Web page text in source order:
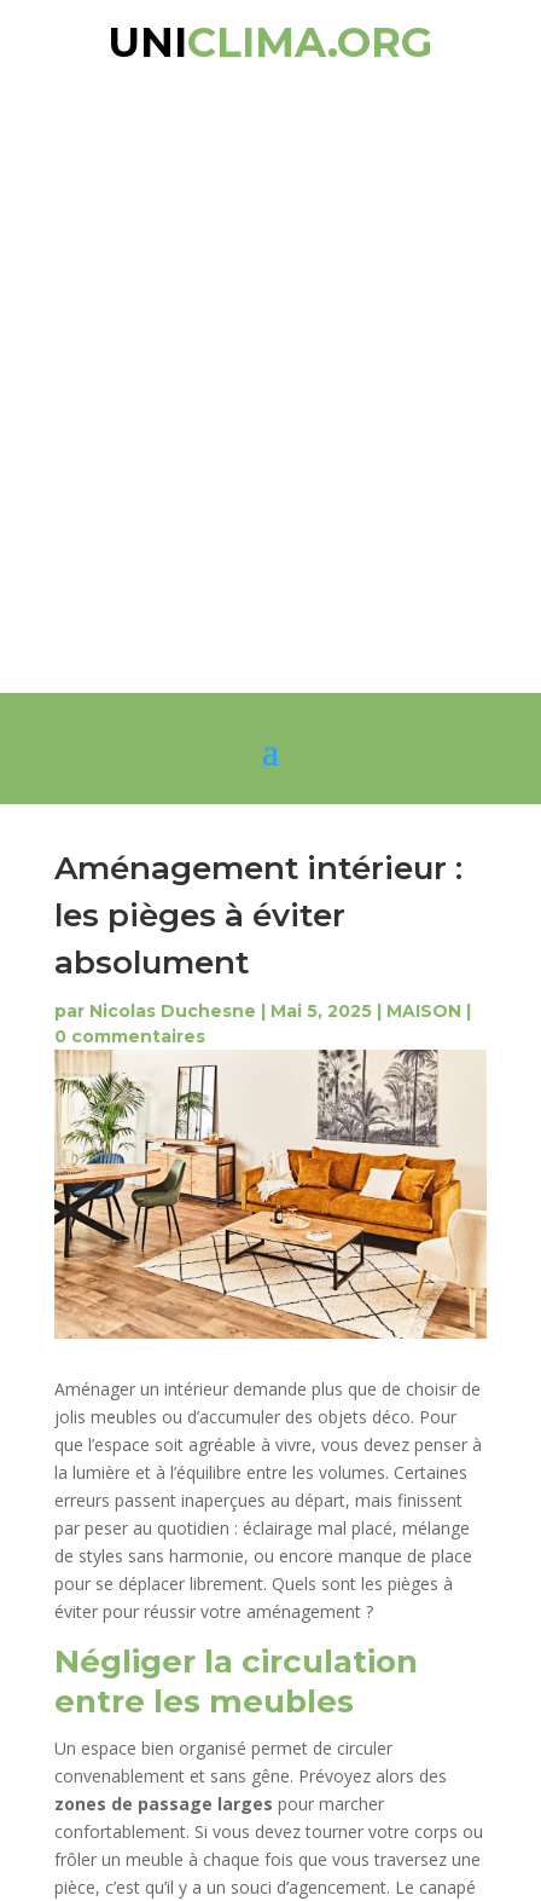
UNICLIMA.ORG
Aménagement intérieur :
les pièges à éviter
absolument
par Nicolas Duchesne | Mai 5, 2025| MAISON |
0 commentaires
Aménager un intérieur demande plus que de choisir de
jolis meubles ou d’accumuler des objets déco. Pour
que l’espace soit agréable à vivre, vous devez penser à
la lumière et à l’équilibre entre les volumes. Certaines
erreurs passent inaperçues au départ, mais finissent
par peser au quotidien : éclairage mal placé, mélange
de styles sans harmonie, ou encore manque de place
pour se déplacer librement. Quels sont les pièges à
éviter pour réussir votre aménagement ?
Négliger la circulation
entre les meubles
Un espace bien organisé permet de circuler
convenablement et sans gêne. Prévoyez alors des
zones de passage larges pour marcher
confortablement. Si vous devez tourner votre corps ou
frôler un meuble à chaque fois que vous traversez une
pièce, c’est qu’il y a un souci d’agencement. Le canapé